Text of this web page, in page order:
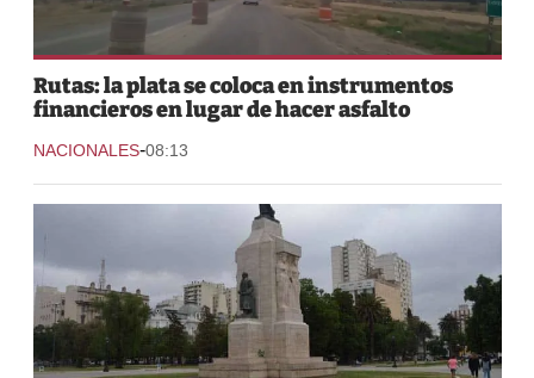
Rutas: la plata se coloca en instrumentos
financieros en lugar de hacer asfalto
NACIONALES-08:13